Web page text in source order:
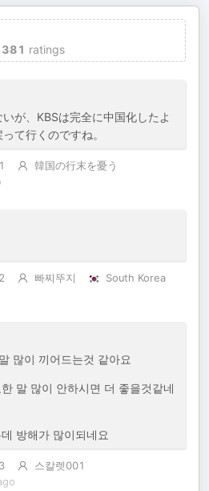
381 ratings
が、KBSは完全に中国化したよ
て行くのですね。
1
韓国の行末を憂う
2 빠찌뚜지
South Korea
많이 끼어드는것 같아요
말 많이 안하시면 더 좋을것같네
방해가 많이되네요
3
스칼렛001